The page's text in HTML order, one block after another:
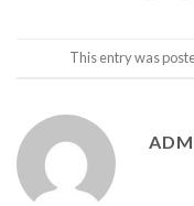
This entry was